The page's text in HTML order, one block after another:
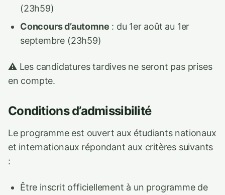
(23h59)
Concours d’automne : du 1er août au 1er
septembre (23h59)
⚠️ Les candidatures tardives ne seront pas prises
en compte.
Conditions d’admissibilité
Le programme est ouvert aux étudiants nationaux
et internationaux répondant aux critères suivants
:
Être inscrit officiellement à un programme de